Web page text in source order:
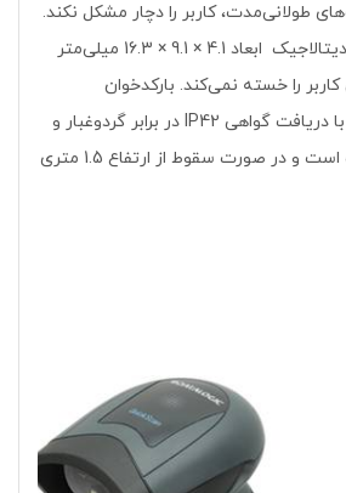
طولانی‌مدت، کاربر را دچار مشکل نکند.
این بارکد خوان شرکت دیتالاجیک ابعاد 4.1 × 9.1 × 16.3 میلی‌متر
وزن 190 گرمی کاربر را خسته نمی‌کند. بارکدخوان
QuickScan QBT 2131 با دریافت گواهی IP42 در برابر گردوغبار و
اسپری آب مقاوم شده است و در صورت سقوط از ارتفاع 1.5 متری